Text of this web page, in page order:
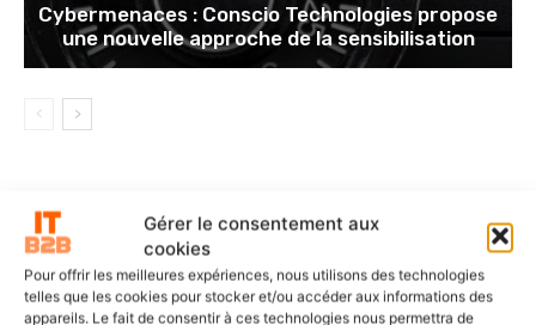
Gérer le consentement aux
cookies
Pour offrir les meilleures expériences, nous utilisons des technologies
telles que les cookies pour stocker et/ou accéder aux informations des
appareils. Le fait de consentir à ces technologies nous permettra de
Cybermenaces : Conscio Technologies propose
une nouvelle approche de la sensibilisation
DERNIERS ARTICLES